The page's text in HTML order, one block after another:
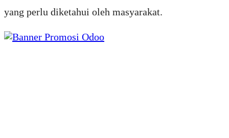
yang perlu diketahui oleh masyarakat.